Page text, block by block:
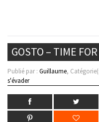
GOSTO – TIME
Publié par : Guillaume,
s'évader